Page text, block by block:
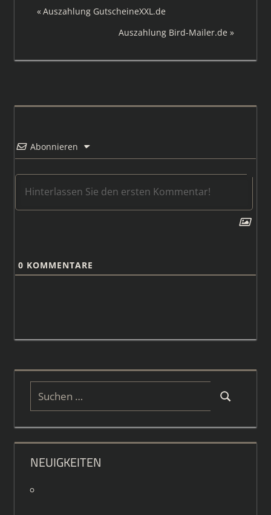
Beitragsnavigation
Vorheriger
Auszahlung GutscheineXXL.de
Nächster
Auszahlung Bird-Mailer.de
Abonnieren
0 KOMMENTARE
Suchen
nach:
Suchen
NEUIGKEITEN